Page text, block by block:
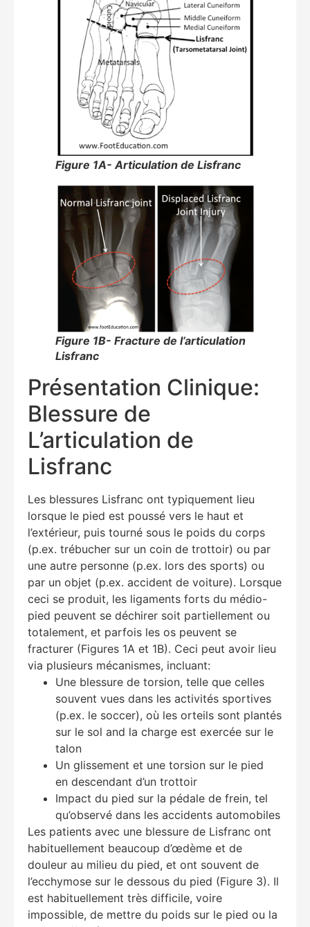
Figure 1A- Articulation de Lisfranc
Figure 1B- Fracture de l’articulation
Lisfranc
Présentation Clinique:
Blessure de
L’articulation de
Lisfranc
Les blessures Lisfranc ont typiquement lieu
lorsque le pied est poussé vers le haut et
l’extérieur, puis tourné sous le poids du corps
(p.ex. trébucher sur un coin de trottoir) ou par
une autre personne (p.ex. lors des sports) ou
par un objet (p.ex. accident de voiture). Lorsque
ceci se produit, les ligaments forts du médio-
pied peuvent se déchirer soit partiellement ou
totalement, et parfois les os peuvent se
fracturer (Figures 1A et 1B). Ceci peut avoir lieu
via plusieurs mécanismes, incluant:
Une blessure de torsion, telle que celles
souvent vues dans les activités sportives
(p.ex. le soccer), où les orteils sont plantés
sur le sol and la charge est exercée sur le
talon
Un glissement et une torsion sur le pied
en descendant d’un trottoir
Impact du pied sur la pédale de frein, tel
qu’observé dans les accidents automobiles
Les patients avec une blessure de Lisfranc ont
habituellement beaucoup d’œdème et de
douleur au milieu du pied, et ont souvent de
l’ecchymose sur le dessous du pied (Figure 3). Il
est habituellement très difficile, voire
impossible, de mettre du poids sur le pied ou la
Education Al
Hello! How can I assist you today?